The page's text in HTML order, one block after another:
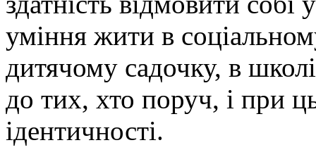
уміння жити в
дитячому садочку, в
до тих, хто поруч, і при
ідентичності.